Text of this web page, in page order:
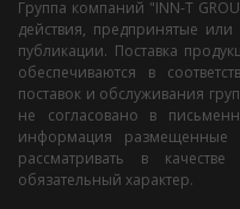
Группа компаний "INN-T
действия, предпринятые
публикации. Поставка
обеспечиваются в
поставок и обслуживания
не согласовано в
информация размещенные
рассматривать в
обязательный характер.